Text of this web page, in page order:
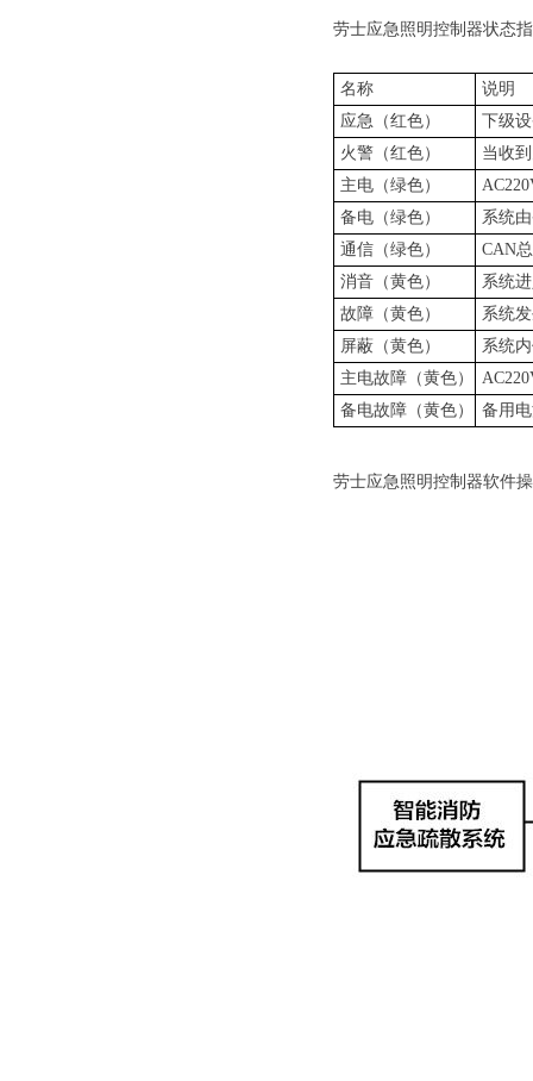
劳士应急照明控制器状态
名称
说明
应急（红色）
下级
火警（红色）
当收
主电（绿色）
备电（绿色）
系统
通信（绿色）
CAN
消音（黄色）
系统
故障（黄色）
系统
屏蔽（黄色）
系统
主电故障（黄色）
备电故障（黄色）
备用
劳士应急照明控制器软件